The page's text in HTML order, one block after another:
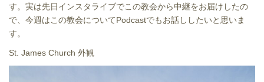
す。実は先日インスタライブでこの教会から中継をお届けしたの
で、今週はこの教会についてPodcastでもお話ししたいと思いま
す。
St. James Church 外観